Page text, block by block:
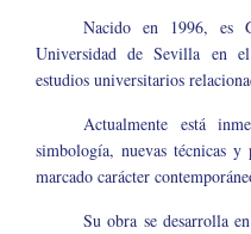
Nacido en 1996, es
Universidad de Sevilla en
estudios universitarios
Actualmente está
simbología, nuevas técnicas y
marcado carácter
Su obra se desarrolla